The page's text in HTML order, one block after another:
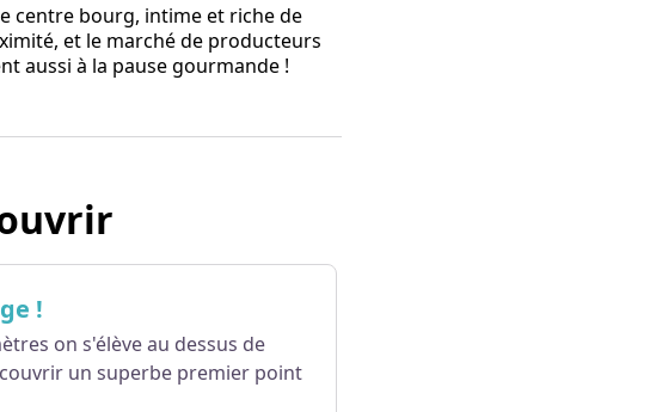
centre bourg, intime et riche de
et le marché de producteurs
aussi à la pause gourmande !
!
on s'élève au dessus de
un superbe premier point